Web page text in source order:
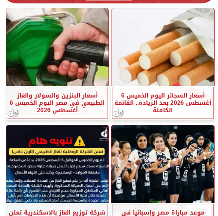
أسعار السجائر اليوم الخميس 6
أغسطس 2026 بعد الزيادة.. القائمة
الكاملة
أسعار البنزين والسولار والغاز
الطبيعي في مصر اليوم الخميس 6
أغسطس 2026
موعد مباراة مصر وإسبانيا في شركة توزيع الغاز بالاسكندرية تعلن